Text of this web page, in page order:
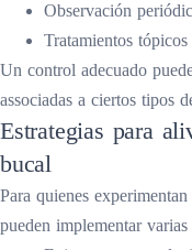
Observación
Tratamientos
Un control adecuado
associadas a ciertos tipos
Estrategias para
bucal
Para quienes
pueden implementar